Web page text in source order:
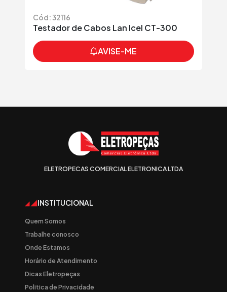
Cód: 32116
Testador de Cabos Lan Icel CT-300
AVISE-ME
ELETROPECAS COMERCIAL ELETRONICA LTDA
INSTITUCIONAL
Quem Somos
Trabalhe conosco
Onde Estamos
Horário de Atendimento
Dicas Eletropeças
Politica de Privacidade